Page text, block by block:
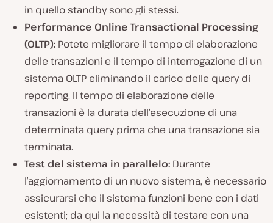
in quello standby sono gli stessi.
Performance Online Transactional Processing
(OLTP): Potete migliorare il tempo di elaborazione
delle transazioni e il tempo di interrogazione di un
sistema OLTP eliminando il carico delle query di
reporting. Il tempo di elaborazione delle
transazioni è la durata dell’esecuzione di una
determinata query prima che una transazione sia
terminata.
Test del sistema in parallelo: Durante
l’aggiornamento di un nuovo sistema, è necessario
assicurarsi che il sistema funzioni bene con i dati
esistenti; da qui la necessità di testare con una